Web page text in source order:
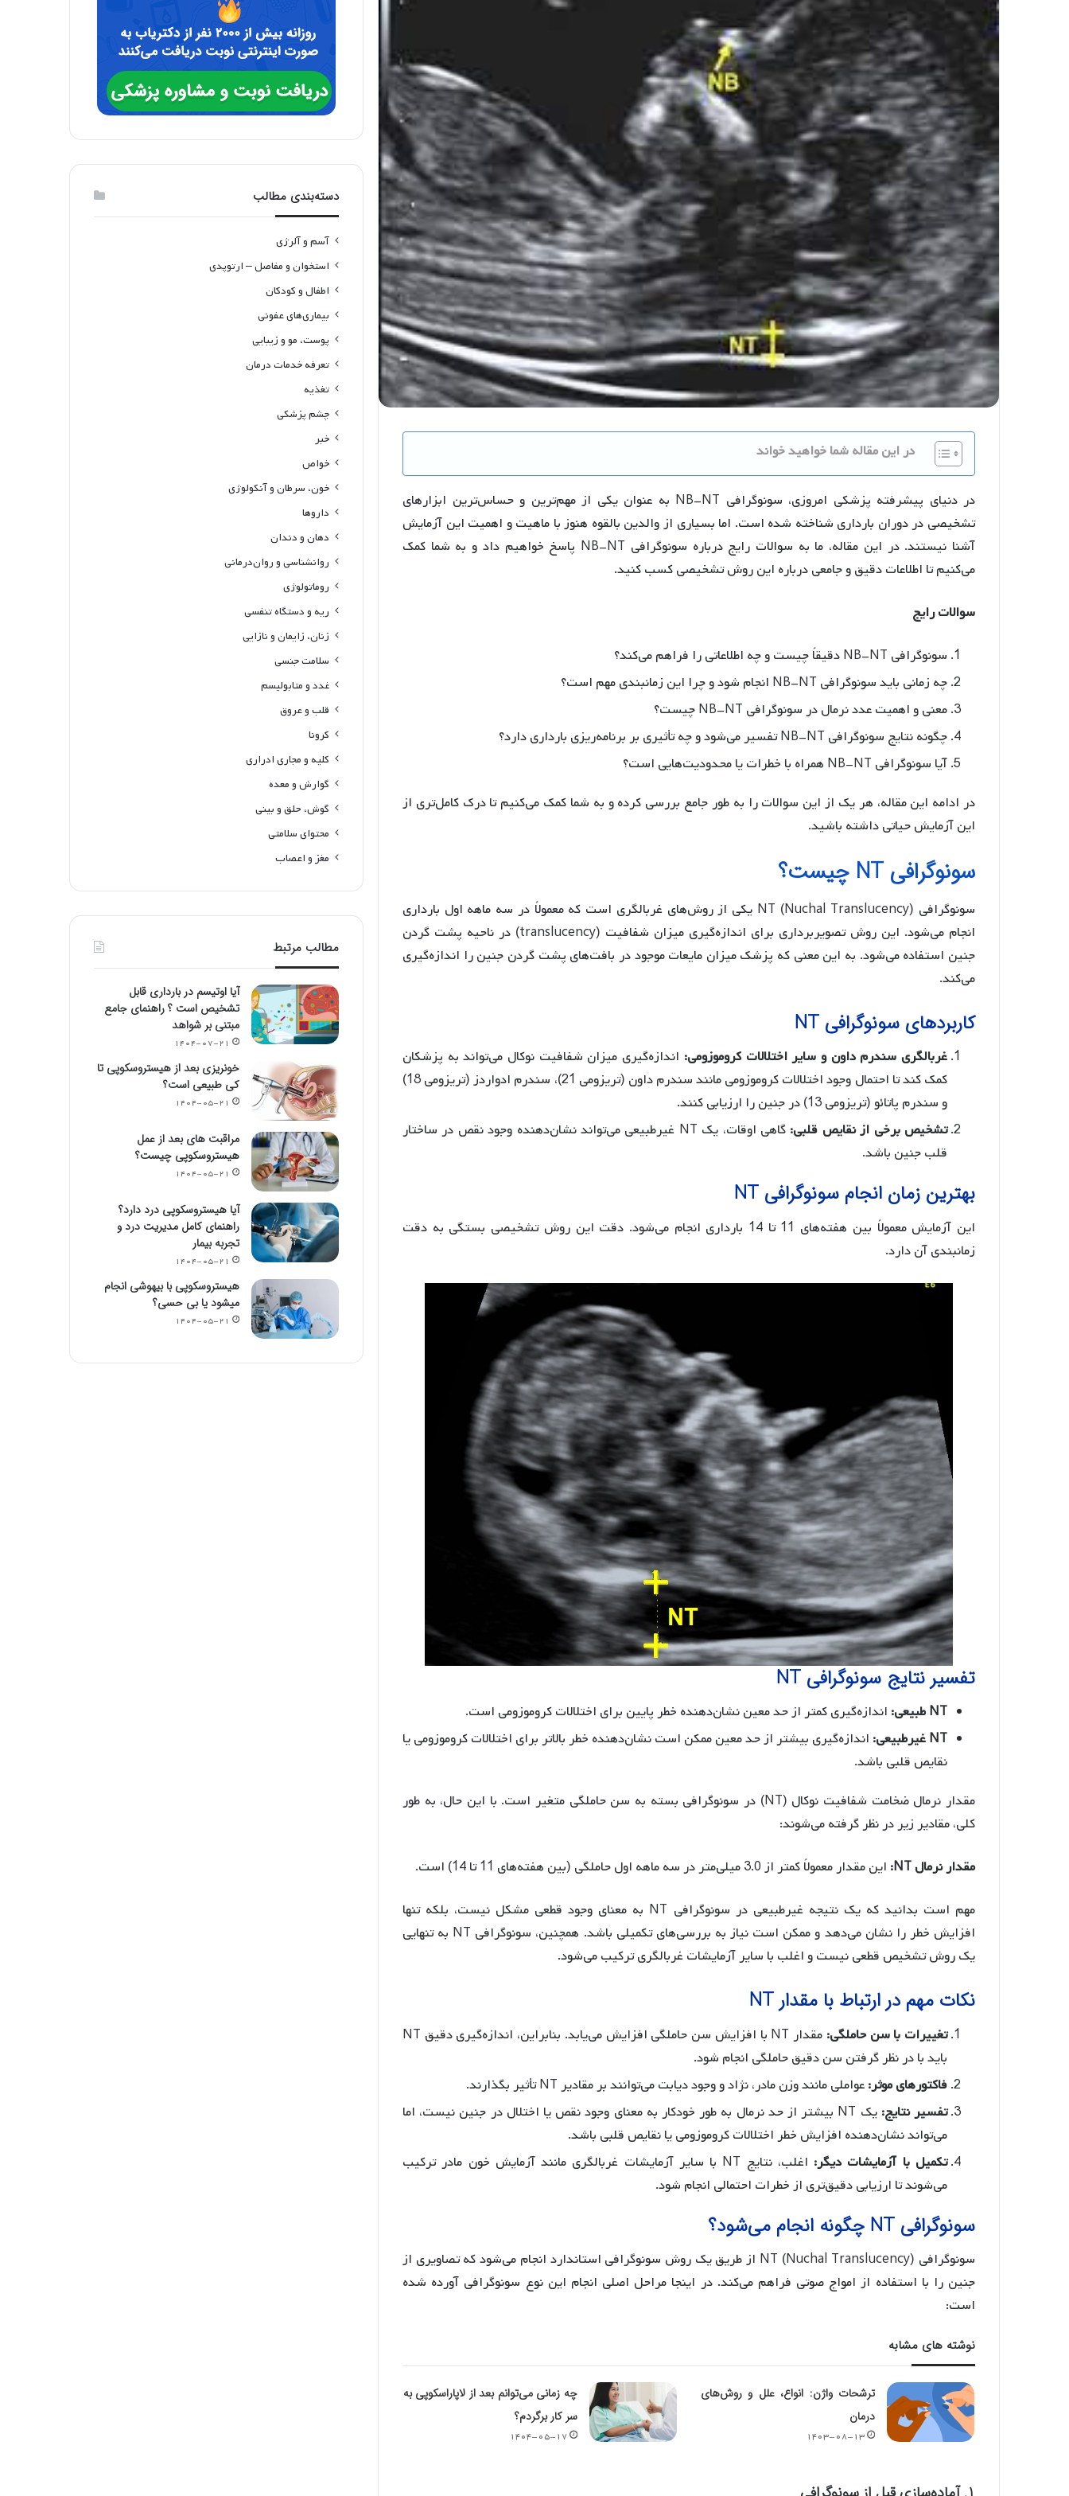
در این مقاله شما خواهید خواند
در دنیای پیشرفته پزشکی امروزی، سونوگرافی NB-NT به عنوان یکی از مهم‌ترین و حساس‌ترین ابزارهای
تشخیصی در دوران بارداری شناخته شده است. اما بسیاری از والدین بالقوه هنوز با ماهیت و اهمیت این آزمایش
آشنا نیستند. در این مقاله، ما به سوالات رایج درباره سونوگرافی NB-NT پاسخ خواهیم داد و به شما کمک
می‌کنیم تا اطلاعات دقیق و جامعی درباره این روش تشخیصی کسب کنید.
سوالات رایج
سونوگرافی NB-NT دقیقاً چیست و چه اطلاعاتی را فراهم می‌کند؟
چه زمانی باید سونوگرافی NB-NT انجام شود و چرا این زمانبندی مهم است؟
معنی و اهمیت عدد نرمال در سونوگرافی NB-NT چیست؟
چگونه نتایج سونوگرافی NB-NT تفسیر می‌شود و چه تأثیری بر برنامه‌ریزی بارداری دارد؟
آیا سونوگرافی NB-NT همراه با خطرات یا محدودیت‌هایی است؟
در ادامه این مقاله، هر یک از این سوالات را به طور جامع بررسی کرده و به شما کمک می‌کنیم تا درک کامل‌تری از
این آزمایش حیاتی داشته باشید.
سونوگرافی NT چیست؟
سونوگرافی NT (Nuchal Translucency) یکی از روش‌های غربالگری است که معمولاً در سه ماهه اول بارداری
انجام می‌شود. این روش تصویربرداری برای اندازه‌گیری میزان شفافیت (translucency) در ناحیه پشت گردن
جنین استفاده می‌شود. به این معنی که پزشک میزان مایعات موجود در بافت‌های پشت گردن جنین را اندازه‌گیری
می‌کند.
کاربردهای سونوگرافی NT
غربالگری سندرم داون و سایر اختلالات کروموزومی: اندازه‌گیری میزان شفافیت نوکال می‌تواند به پزشکان
کمک کند تا احتمال وجود اختلالات کروموزومی مانند سندرم داون (تریزومی 21)، سندرم ادواردز (تریزومی 18)
و سندرم پاتائو (تریزومی 13) در جنین را ارزیابی کنند.
تشخیص برخی از نقایص قلبی:
گاهی اوقات، یک NT غیرطبیعی می‌تواند نشان‌دهنده وجود نقص در ساختار
قلب جنین باشد.
بهترین زمان انجام سونوگرافی NT
این آزمایش معمولاً بین هفته‌های 11 تا 14 بارداری انجام می‌شود. دقت این روش تشخیصی بستگی به دقت
زمانبندی آن دارد.
تفسیر نتایج سونوگرافی NT
NT طبیعی:
اندازه‌گیری کمتر از حد معین نشان‌دهنده خطر پایین برای اختلالات کروموزومی است.
NT غیرطبیعی:
اندازه‌گیری بیشتر از حد معین ممکن است نشان‌دهنده خطر بالاتر برای اختلالات کروموزومی یا
نقایص قلبی باشد.
مقدار نرمال ضخامت شفافیت نوکال (NT) در سونوگرافی بسته به سن حاملگی متغیر است. با این حال، به طور
کلی، مقادیر زیر در نظر گرفته می‌شوند:
مقدار نرمال NT: این مقدار معمولاً کمتر از 3.0 میلی‌متر در سه ماهه اول حاملگی (بین هفته‌های 11 تا 14) است.
مهم است بدانید که یک نتیجه غیرطبیعی در سونوگرافی NT به معنای وجود قطعی مشکل نیست، بلکه تنها
افزایش خطر را نشان می‌دهد و ممکن است نیاز به بررسی‌های تکمیلی باشد. همچنین، سونوگرافی NT به تنهایی
یک روش تشخیص قطعی نیست و اغلب با سایر آزمایشات غربالگری ترکیب می‌شود.
نکات مهم در ارتباط با مقدار NT
تغییرات با سن حاملگی:
مقدار NT با افزایش سن حاملگی افزایش می‌یابد. بنابراین، اندازه‌گیری دقیق NT
باید با در نظر گرفتن سن دقیق حاملگی انجام شود.
فاکتورهای موثر:عواملی مانند وزن مادر، نژاد و وجود دیابت می‌توانند بر مقادیر NT تأثیر بگذارند.
تفسیر نتایج:
یک NT بیشتر از حد نرمال به طور خودکار به معنای وجود نقص یا اختلال در جنین نیست، اما
می‌تواند نشان‌دهنده افزایش خطر اختلالات کروموزومی یا نقایص قلبی باشد.
تکمیل با آزمایشات دیگر:
اغلب، نتایج NT با سایر آزمایشات غربالگری مانند آزمایش خون مادر ترکیب
می‌شوند تا ارزیابی دقیق‌تری از خطرات احتمالی انجام شود.
سونوگرافی NT چگونه انجام می‌شود؟
سونوگرافی NT (Nuchal Translucency) از طریق یک روش سونوگرافی استاندارد انجام می‌شود که تصاویری از
جنین را با استفاده از امواج صوتی فراهم می‌کند. در اینجا مراحل اصلی انجام این نوع سونوگرافی آورده شده
است:
نوشته های مشابه
ترشحات واژن: انواع، علل و روش‌های
درمان
۱۴۰۳-۰۸-۱۳
چه زمانی می‌توانم بعد از لاپاراسکوپی به
سر کار برگردم؟
۱۴۰۴-۰۵-۱۷
دسته‌بندی مطالب
آسم و آلرژی
استخوان و مفاصل – ارتوپدی
اطفال و کودکان
بیماری‌های عفونی
پوست، مو و زیبایی
تعرفه خدمات درمان
تغذیه
چشم پزشکی
خبر
خواص
خون، سرطان و آنکولوژی
داروها
دهان و دندان
روانشناسی و روان‌درمانی
روماتولوژی
ریه و دستگاه تنفسی
زنان، زایمان و نازایی
سلامت جنسی
غدد و متابولیسم
قلب و عروق
کرونا
کلیه و مجاری ادراری
گوارش و معده
گوش، حلق و بینی
محتوای سلامتی
مغز و اعصاب
مطالب مرتبط
آیا اوتیسم در بارداری قابل
تشخیص است ؟ راهنمای جامع
مبتنی بر شواهد
۱۴۰۴-۰۷-۲۱
خونریزی بعد از هیستروسکوپی تا
کی طبیعی است؟
۱۴۰۴-۰۵-۲۱
مراقبت های بعد از عمل
هیستروسکوپی چیست؟
۱۴۰۴-۰۵-۲۱
آیا هیستروسکوپی درد دارد؟
راهنمای کامل مدیریت درد و
تجربه بیمار
۱۴۰۴-۰۵-۲۱
هیستروسکوپی با بیهوشی انجام
میشود یا بی حسی؟
۱۴۰۴-۰۵-۲۱